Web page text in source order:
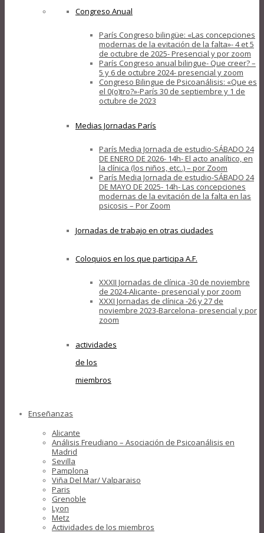
Congreso Anual
París Congreso bilingüe: «Las concepciones
modernas de la evitación de la falta»- 4 et 5
de octubre de 2025- Presencial y por zoom
París Congreso anual bilingue- Que creer? –
5 y 6 de octubre 2024- presencial y zoom
Congreso Bilingue de Psicoanálisis: «Que es
el 0(o)tro?»-París 30 de septiembre y 1 de
octubre de 2023
Medias Jornadas París
París Media Jornada de estudio-SÁBADO 24
DE ENERO DE 2026- 14h- El acto analítico, en
la clínica (los niños, etc..) – por Zoom
París Media Jornada de estudio-SÁBADO 24
DE MAYO DE 2025- 14h- Las concepciones
modernas de la evitación de la falta en las
psicosis – Por Zoom
Jornadas de trabajo en otras ciudades
Coloquios en los que participa A.F.
XXXII Jornadas de clínica -30 de noviembre
de 2024-Alicante- presencial y por zoom
XXXI Jornadas de clínica -26 y 27 de
noviembre 2023-Barcelona- presencial y por
zoom
actividades
de los
miembros
Enseñanzas
Alicante
Análisis Freudiano – Asociación de Psicoanálisis en
Madrid
Sevilla
Pamplona
Viña Del Mar/ Valparaiso
Paris
Grenoble
Lyon
Metz
Actividades de los miembros